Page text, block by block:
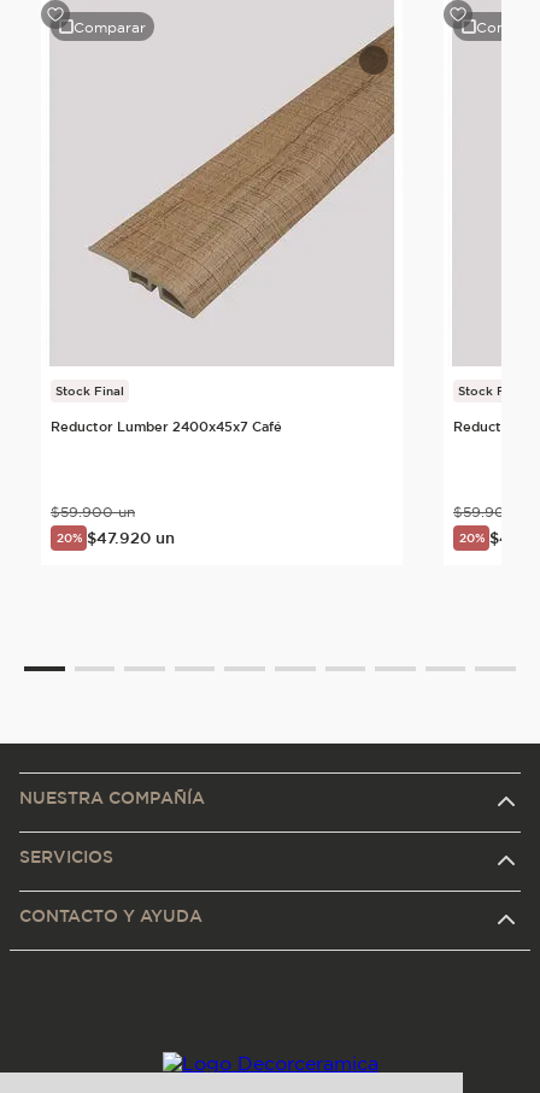
Comparar
Stock Final
Reductor Lumber 2400x45x7 Café
$59.900 un
20% $47.920 un
Stock Final
Reductor
$59.900
20% $47
NUESTRA COMPAÑÍA
SERVICIOS
CONTACTO Y AYUDA